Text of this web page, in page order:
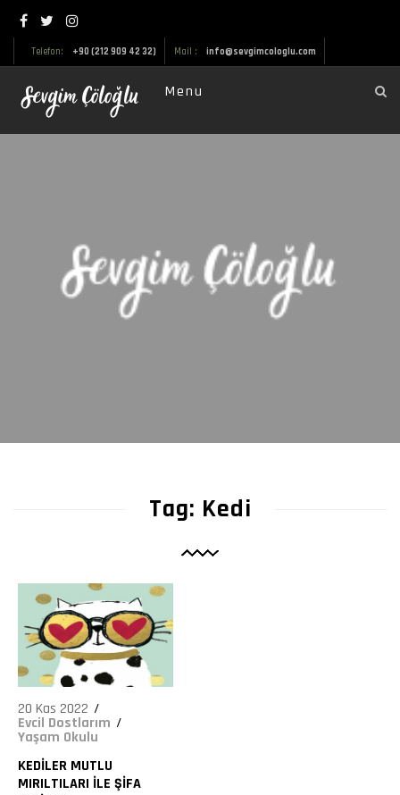
Telefon: +90 (212 909 42 32) Mail : info@sevgimcologlu.com
Menu
Tag: Kedi
20 Kas 2022
Evcil Dostlarım
Yaşam Okulu
KEDILER MUTLU
MIRILTILARI ILE ŞIFA